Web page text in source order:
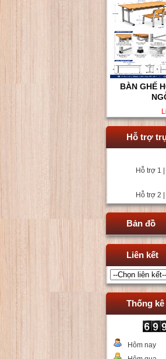
BÀN GHẾ
Hỗ trợ
Hỗ trợ 1
Hỗ trợ 2
Bản đồ
Liên kết
Thống kê
Hôm nay